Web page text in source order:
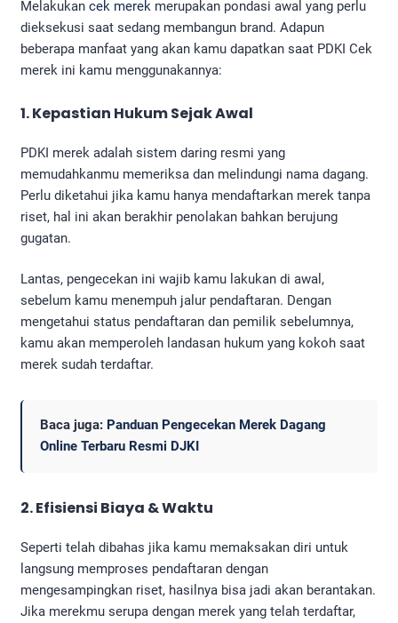
Melakukan cek merek merupakan pondasi awal yang perlu
dieksekusi saat sedang membangun brand. Adapun
beberapa manfaat yang akan kamu dapatkan saat PDKI Cek
merek ini kamu menggunakannya:
1. Kepastian Hukum Sejak Awal
PDKI merek adalah sistem daring resmi yang
memudahkanmu memeriksa dan melindungi nama dagang.
Perlu diketahui jika kamu hanya mendaftarkan merek tanpa
riset, hal ini akan berakhir penolakan bahkan berujung
gugatan.
Lantas, pengecekan ini wajib kamu lakukan di awal,
sebelum kamu menempuh jalur pendaftaran. Dengan
mengetahui status pendaftaran dan pemilik sebelumnya,
kamu akan memperoleh landasan hukum yang kokoh saat
merek sudah terdaftar.
Baca juga: Panduan Pengecekan Merek Dagang
Online Terbaru Resmi DJKI
2. Efisiensi Biaya & Waktu
Seperti telah dibahas jika kamu memaksakan diri untuk
langsung memproses pendaftaran dengan
mengesampingkan riset, hasilnya bisa jadi akan berantakan.
Jika merekmu serupa dengan merek yang telah terdaftar,